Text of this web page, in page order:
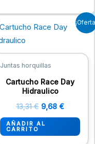
Juntas horquillas
Cartucho Race Day
Hidraulico
13,31€
precio
13,31 €.
9,68 €
precio
9,68 €.
AÑADIR AL
CARRITO